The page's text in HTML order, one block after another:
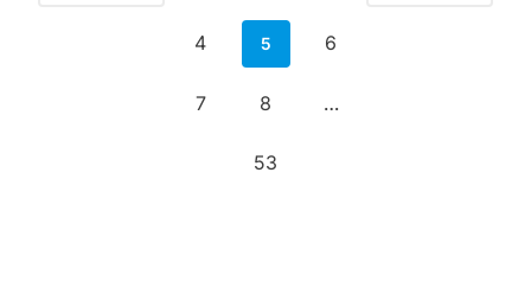
4 5 6
7 8 …
53